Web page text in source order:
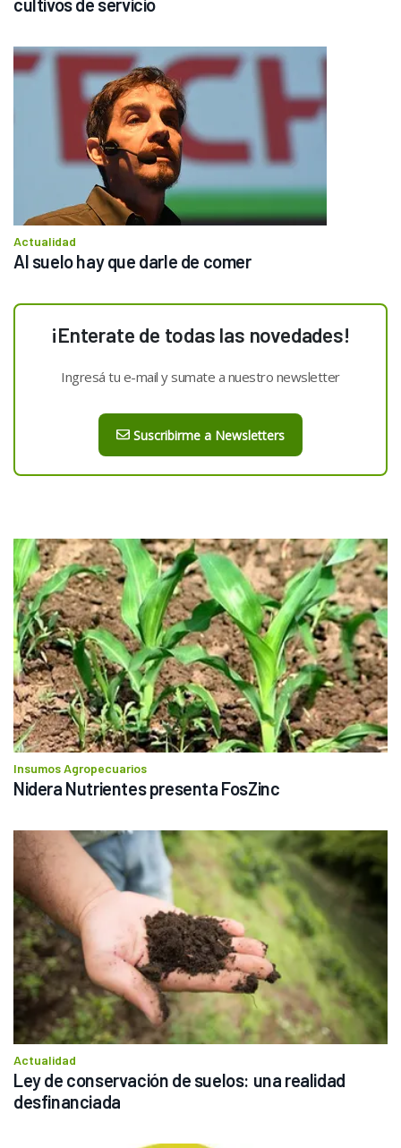
Actualidad
Al suelo hay que darle de comer
¡Enterate de todas las novedades!
Ingresá tu e-mail y sumate a nuestro newsletter
Suscribirme a Newsletters
Insumos Agropecuarios
Nidera Nutrientes presenta FosZinc
Actualidad
Ley de conservación de suelos: una realidad
desfinanciada